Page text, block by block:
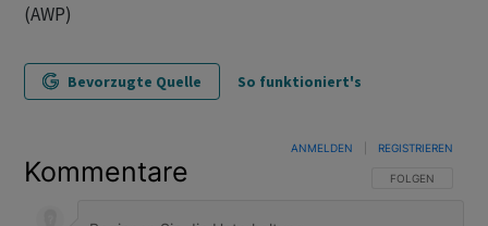
(AWP)
Bevorzugte Quelle So funktioniert's
Kommentare FOLGE DIESER
FOLGEN
ANMELDEN REGISTRIEREN